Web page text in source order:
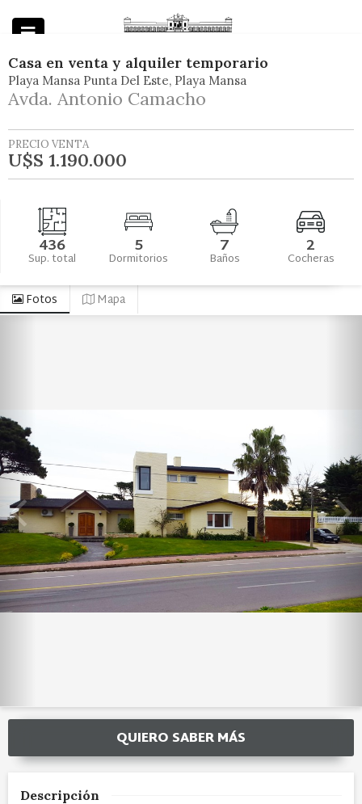
Casa en venta y alquiler temporario
Playa Mansa Punta Del Este Playa Mansa
Avda. Antonio Camacho
PRECIO VENTA
U$S 1.190.000
436
Sup. total 5
Dormitorios 7
Baños 2
Cocheras
Fotos Mapa
QUIERO SABER MÁS
Descripción